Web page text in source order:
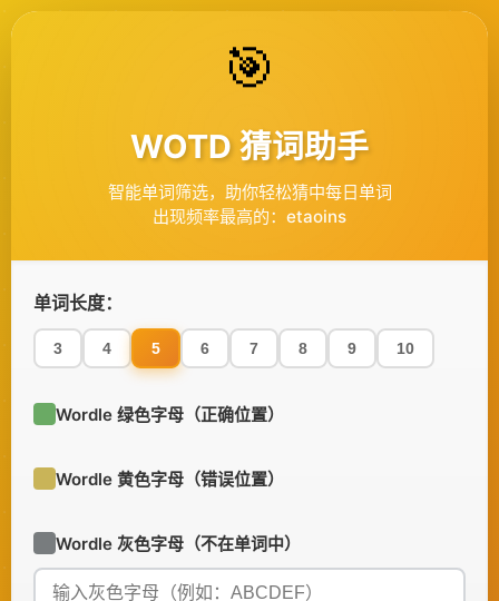
🎯
WOTD 猜词助手
智能单词筛选，助你轻松猜中每日单词
出现频率最高的：etaoins
单词长度：
3 4 5 6 7 8 9 10
Wordle 绿色字母（正确位置）
Wordle 黄色字母（错误位置）
Wordle 灰色字母（不在单词中）